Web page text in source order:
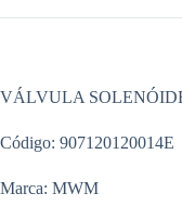
VÁLVULA
Código: 907120120014E
Marca: MWM